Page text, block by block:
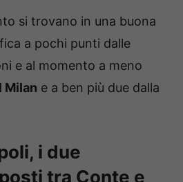
si trovano in una buona
a pochi punti dalle
e al momento a meno
Milan e a ben più due dalla
i due
tra Conte e